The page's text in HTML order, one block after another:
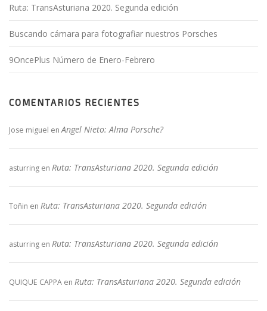
Ruta: TransAsturiana 2020. Segunda edición
Buscando cámara para fotografiar nuestros Porsches
9OncePlus Número de Enero-Febrero
COMENTARIOS RECIENTES
Jose miguel enAngel Nieto: Alma Porsche?
asturring en Ruta: TransAsturiana 2020. Segunda edición
Toñin en Ruta: TransAsturiana 2020. Segunda edición
asturring en Ruta: TransAsturiana 2020. Segunda edición
QUIQUE CAPPA en Ruta: TransAsturiana 2020. Segunda edición